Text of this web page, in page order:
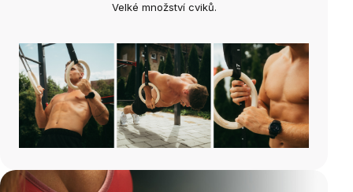
Velké množství cviků.